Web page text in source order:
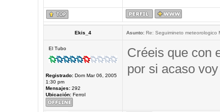
Ekis_4 Asunto:Re: Seguimineto meteorologico
El Tubo
Registrado:Dom Mar 06, 2005
1:30 pm
Mensajes:292
Ubicación:Ferrol
Créeis que con
por si acaso